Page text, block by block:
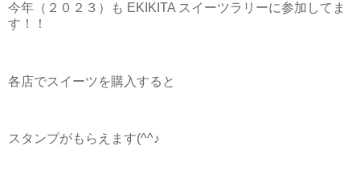
今年（２０２３）も EKIKITA スイーツラリーに参加してま
す！！
各店でスイーツを購入すると
スタンプがもらえます(^^♪